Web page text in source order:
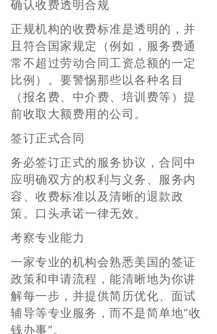
确认收费透明合规
正规机构的收费标准是透明的，并
且符合国家规定（例如，服务费通
常不超过劳动合同工资总额的一定
比例）。要警惕那些以各种名目
（报名费、中介费、培训费等）提
前收取大额费用的公司。
签订正式合同
务必签订正式的服务协议，合同中
应明确双方的权利与义务、服务内
容、收费标准以及清晰的退款政
策。口头承诺一律无效。
考察专业能力
一家专业的机构会熟悉美国的签证
政策和申请流程，能清晰地为你讲
解每一步，并提供简历优化、面试
辅导等专业服务，而不是简单地“收
钱办事”。